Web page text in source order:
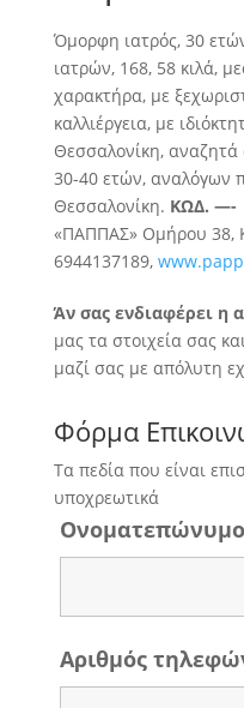
Όμορφη ιατρός, 30
ιατρών, 168, 58 κιλά,
χαρακτήρα, με
καλλιέργεια, με
Θεσσαλονίκη, αναζητά
30-40 ετών, αναλόγων
Θεσσαλονίκη. ΚΩΔ. —-
«ΠΑΠΠΑΣ» Ομήρου 38,
6944137189,
Άν σας ενδιαφέρει η
μας τα στοιχεία σας
μαζί σας με απόλυτη
Φόρμα
Τα πεδία που είναι
υποχρεωτικά
Ονοματεπώνυμο
Αριθμός